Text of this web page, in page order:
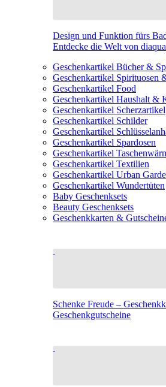
Design und Funktion fürs
Entdecke die Welt von diaqua
Geschenkartikel Bücher &
Geschenkartikel Spirituosen
Geschenkartikel Food
Geschenkartikel Haushalt &
Geschenkartikel Scherzartikel
Geschenkartikel Schilder
Geschenkartikel
Geschenkartikel Spardosen
Geschenkartikel
Geschenkartikel Textilien
Geschenkartikel Urban
Geschenkartikel Wundertüten
Baby Geschenksets
Beauty Geschenksets
Geschenkkarten &
Schenke Freude –
Geschenkgutscheine